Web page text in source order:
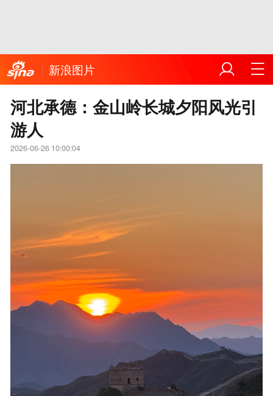
新浪图片
河北承德：金山岭长城夕阳风光引
游人
2026-06-26 10:00:04